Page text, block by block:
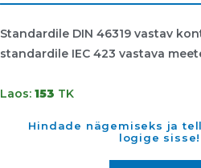
Standardile DIN 46319 vastav
standardile IEC 423 vastava
Laos:153 TK
Hindade nägemiseks ja
logige sisse!